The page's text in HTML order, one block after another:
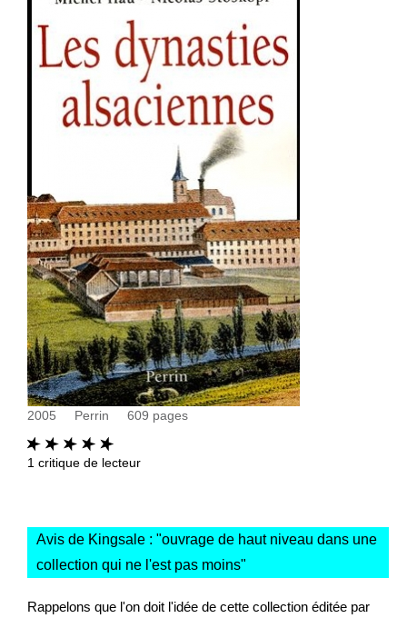
Autres civilisations
Thématiques
2005 Perrin 609 pages
1 critique de lecteur
Avis de Kingsale : "ouvrage de haut niveau dans une
collection qui ne l'est pas moins"
Rappelons que l'on doit l'idée de cette collection éditée par